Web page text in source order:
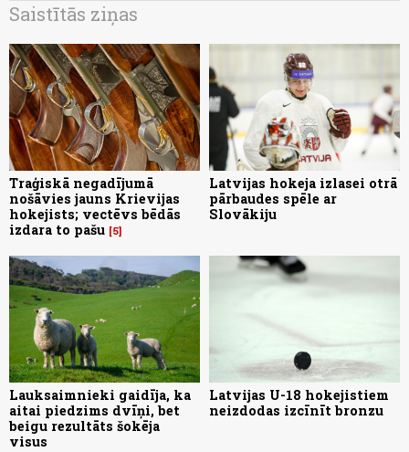
Saistītās ziņas
Traģiskā negadījumā
nošāvies jauns Krievijas
hokejists; vectēvs bēdās
izdara to pašu 5
Latvijas hokeja izlasei otrā
pārbaudes spēle ar
Slovākiju
Lauksaimnieki gaidīja, ka
aitai piedzims dvīņi, bet
beigu rezultāts šokēja
visus
Latvijas U-18 hokejistiem
neizdodas izcīnīt bronzu